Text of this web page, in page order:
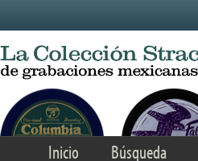
Inicio Búsqueda